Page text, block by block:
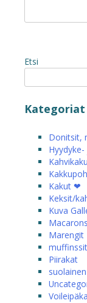
Etsi
Kategoriat
Donitsit,
Kakut ❤
Keksit/
Kuva
Macarons
Marengit
Piirakat